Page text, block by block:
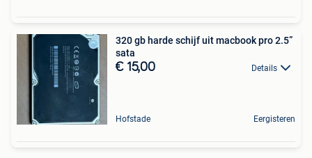
320 gb harde schijf uit macbook pro 2.5”
sata
€ 15,00 Details
Hofstade Eergisteren